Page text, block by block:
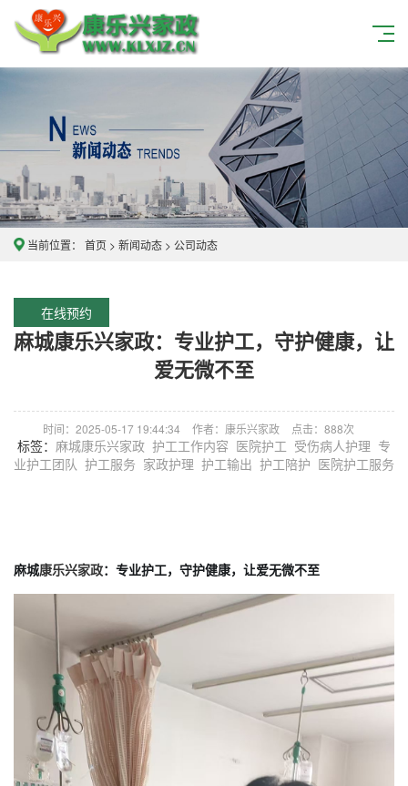
当前位置： 首页 > 新闻动态 > 公司动态
在线预约
麻城康乐兴家政：专业护工，守护健康，让
爱无微不至
时间：2025-05-17 19:44:34 作者：康乐兴家政 点击： 888次
标签： 麻城康乐兴家政 护工工作内容 医院护工 受伤病人护理 专
业护工团队 护工服务 家政护理 护工输出 护工陪护 医院护工服务
麻城康乐兴家政：专业护工，守护健康，让爱无微不至